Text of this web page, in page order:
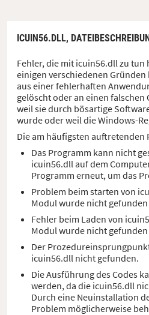
ICUIN56.DLL,
Fehler, die mit icuin56.dll zu tun
einigen verschiedenen
aus einer fehlerhaften
gelöscht oder an einen falschen
weil sie durch bösartige
wurde oder weil die Windows-
Die am häufigsten auftretenden
Das Programm kann nicht
icuin56.dll auf dem
Programm erneut, um das
Problem beim starten von
Modul wurde nicht gefunden
Fehler beim Laden von
Modul wurde nicht gefunden
Der
icuin56.dll nicht gefunden.
Die Ausführung des Codes
werden, da die icuin56.dll
Durch eine Neuinstallation
Problem möglicherweise